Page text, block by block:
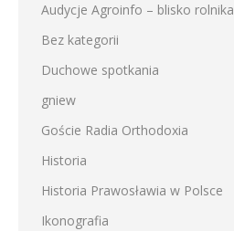
Audycje Agroinfo – blisko rolnika
Bez kategorii
Duchowe spotkania
gniew
Goście Radia Orthodoxia
Historia
Historia Prawosławia w Polsce
Ikonografia